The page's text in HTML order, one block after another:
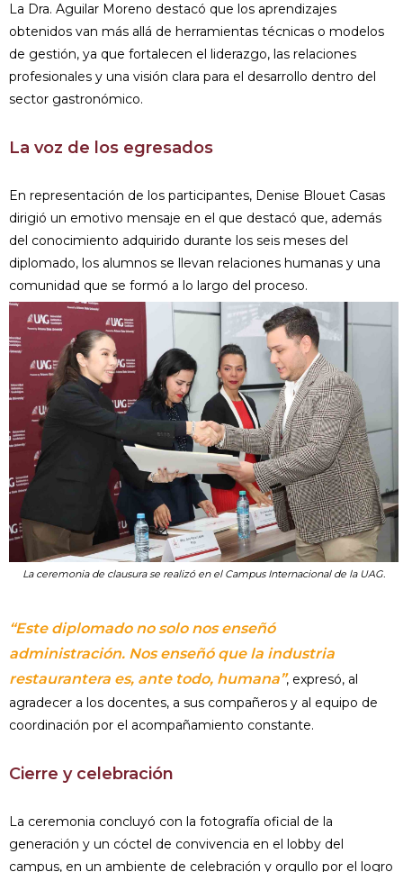
La Dra. Aguilar Moreno destacó que los aprendizajes
obtenidos van más allá de herramientas técnicas o modelos
de gestión, ya que fortalecen el liderazgo, las relaciones
profesionales y una visión clara para el desarrollo dentro del
sector gastronómico.
La voz de los egresados
En representación de los participantes, Denise Blouet Casas
dirigió un emotivo mensaje en el que destacó que, además
del conocimiento adquirido durante los seis meses del
diplomado, los alumnos se llevan relaciones humanas y una
comunidad que se formó a lo largo del proceso.
La ceremonia de clausura se realizó en el Campus Internacional de la UAG.
“Este diplomado no solo nos enseñó
administración. Nos enseñó que la industria
restaurantera es, ante todo, humana”, expresó, al
agradecer a los docentes, a sus compañeros y al equipo de
coordinación por el acompañamiento constante.
Cierre y celebración
La ceremonia concluyó con la fotografía oficial de la
generación y un cóctel de convivencia en el lobby del
campus, en un ambiente de celebración y orgullo por el logro